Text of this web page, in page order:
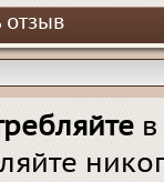
отзыв